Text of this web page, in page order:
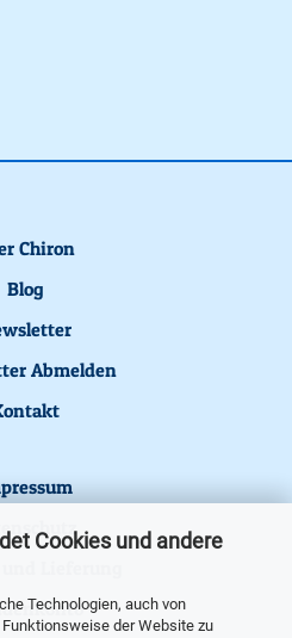
Cookies und andere
Technologien, auch von
der Website zu
Chiron
Blog
Abmelden